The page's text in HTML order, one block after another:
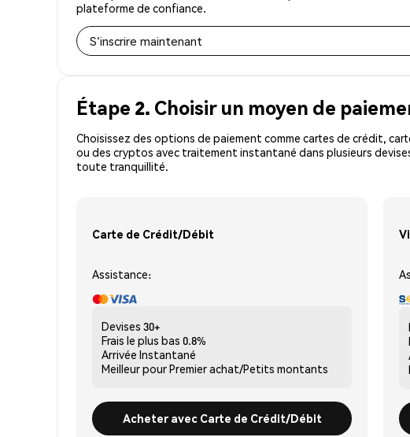
plateforme de confiance.
S'inscrire maintenant
Étape 2. Choisir un moyen de
Choisissez des options de paiement comme cartes de crédit,
ou des cryptos avec traitement instantané dans plusieurs
toute tranquillité.
Carte de Crédit/Débit
Assistance:
Devises 30+
Frais le plus bas 0.8%
Arrivée Instantané
Meilleur pourPremier achat/Petits montants
Acheter avec Carte de Crédit/Débit